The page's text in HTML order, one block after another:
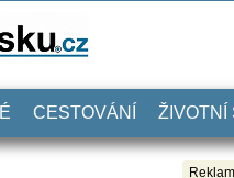
CESTOVÁNÍ ŽIVOTNÍ